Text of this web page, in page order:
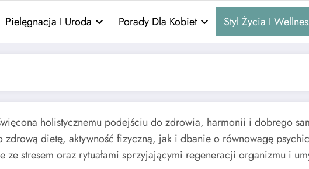
Pielęgnacja I Uroda Porady Dla Kobiet Styl Życia I
holistycznemu podejściu do zdrowia, harmonii i dobrego
dietę, aktywność fizyczną, jak i dbanie o równowagę
stresem oraz rytuałami sprzyjającymi regeneracji organizmu i